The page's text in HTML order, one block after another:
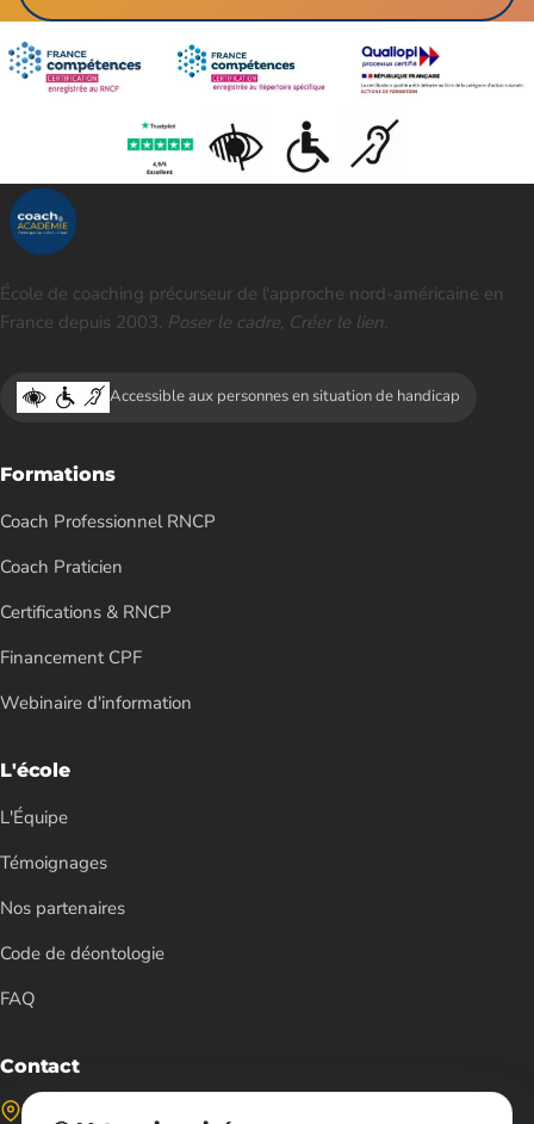
École de coaching précurseur de l'approche nord-américaine en
France depuis 2003. Poser le cadre, Créer le lien.
Accessible aux personnes en situation de handicap
Formations
Coach Professionnel RNCP
Coach Praticien
Certifications & RNCP
Financement CPF
Webinaire d'information
L'école
L'Équipe
Témoignages
Nos partenaires
Code de déontologie
FAQ
Contact
Formations à Paris 12ᵉ